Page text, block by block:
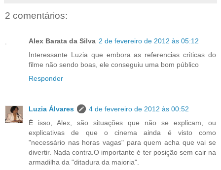
2 comentários:
Alex Barata da Silva 2 de fevereiro de 2012 às 05:12
Interessante Luzia que embora as referencias criticas do
filme não sendo boas, ele conseguiu uma bom público
Responder
Luzia Álvares
4 de fevereiro de 2012 às 00:52
É isso, Alex, são situações que não se explicam, ou
explicativas de que o cinema ainda é visto como
"necessário nas horas vagas" para quem acha que vai se
divertir. Nada contra.O importante é ter posição sem cair na
armadilha da "ditadura da maioria".